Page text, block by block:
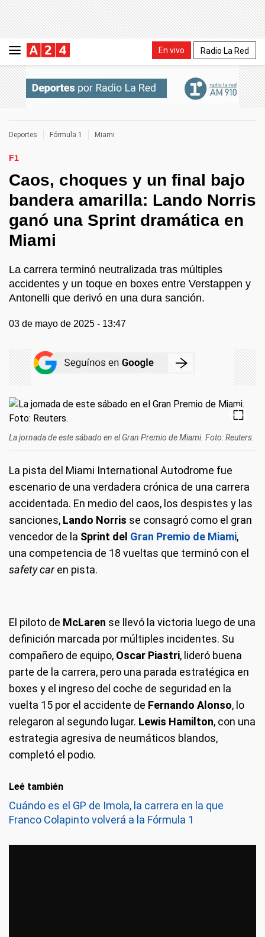
En vivo Radio La Red
Deportes Fórmula 1 Miami
F1
Caos, choques y un final bajo
bandera amarilla: Lando Norris
ganó una Sprint dramática en
Miami
La carrera terminó neutralizada tras múltiples
accidentes y un toque en boxes entre Verstappen y
Antonelli que derivó en una dura sanción.
03 de mayo de 2025 - 13:47
La jornada de este sábado en el Gran Premio de Miami. Foto: Reuters.
La pista del Miami International Autodrome fue
escenario de una verdadera crónica de una carrera
accidentada. En medio del caos, los despistes y las
sanciones, Lando Norris se consagró como el gran
vencedor de la Sprint del Gran Premio de Miami,
una competencia de 18 vueltas que terminó con el
safety caren pista.
El piloto de McLaren se llevó la victoria luego de una
definición marcada por múltiples incidentes. Su
compañero de equipo, Oscar Piastri, lideró buena
parte de la carrera, pero una parada estratégica en
boxes y el ingreso del coche de seguridad en la
vuelta 15 por el accidente de Fernando Alonso, lo
relegaron al segundo lugar. Lewis Hamilton, con una
estrategia agresiva de neumáticos blandos,
completó el podio.
Leé también
Cuándo es el GP de Imola, la carrera en la que
Franco Colapinto volverá a la Fórmula 1